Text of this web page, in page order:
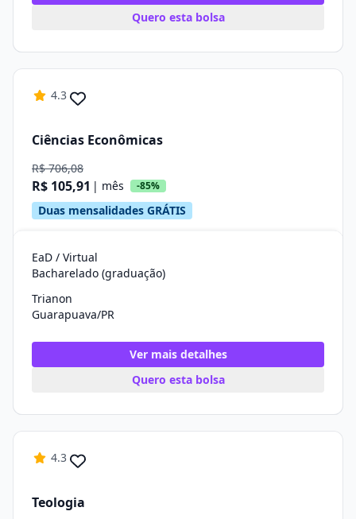
Quero esta bolsa
4.3
Ciências Econômicas
R$ 706,08
R$ 105,91 | mês -85%
Duas mensalidades GRÁTIS
EaD / Virtual
Bacharelado (graduação)
Trianon
Guarapuava/PR
Ver mais detalhes
Quero esta bolsa
4.3
Teologia